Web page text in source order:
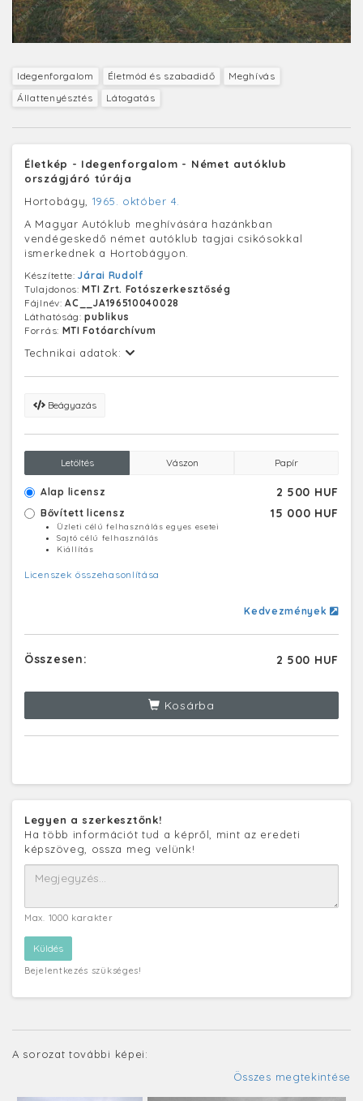
Idegenforgalom Életmód és szabadidő
Meghívás
Állattenyésztés
Látogatás
Életkép - Idegenforgalom - Német autóklub
országjáró túrája
Hortobágy, 1965. október 4.
A Magyar Autóklub meghívására hazánkban
vendégeskedő német autóklub tagjai csikósokkal
ismerkednek a Hortobágyon.
Készítette:Járai Rudolf
Tulajdonos:MTI Zrt. Fotószerkesztőség
Fájlnév:AC__JA196510040028
Láthatóság:publikus
Forrás: MTI Fotóarchívum
Technikai adatok:
Beágyazás
Letöltés Vászon Papír
Alap licensz 2 500 HUF
Bővített licensz 15 000 HUF
Üzleti célú felhasználás egyes esetei
Sajtó célú felhasználás
Kiállítás
Licenszek összehasonlítása
Kedvezmények
Összesen: 2 500 HUF
Kosárba
Legyen a szerkesztőnk!
Ha több információt tud a képről, mint az eredeti
képszöveg, ossza meg velünk!
Max. 1000 karakter
Bejelentkezés szükséges!
A sorozat további képei:
Összes megtekintése